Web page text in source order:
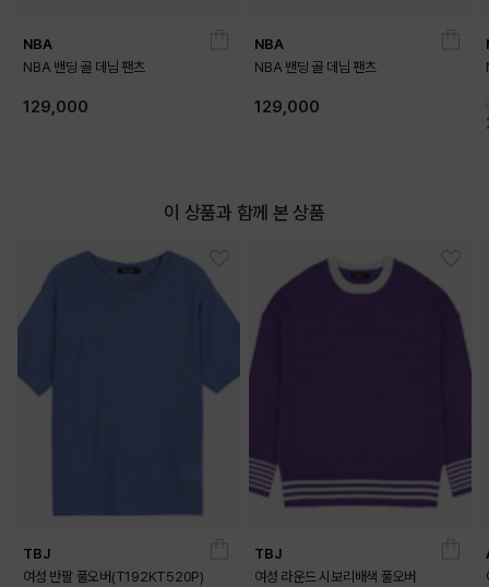
NBA
NBA 밴딩 골 데님 팬츠
129,000
NBA
NBA 밴딩 골 데님 팬츠
129,000
이 상품과 함께 본 상품
TBJ
여성 반팔 풀오버(T192KT520P)
TBJ
여성 라운드 시보리배색 풀오버